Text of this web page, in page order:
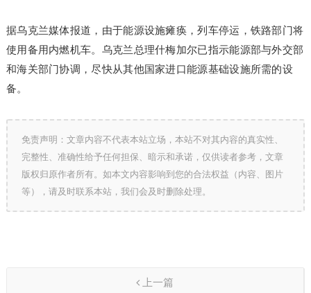
据乌克兰媒体报道，由于能源设施瘫痪，列车停运，铁路部门将
使用备用内燃机车。乌克兰总理什梅加尔已指示能源部与外交部
和海关部门协调，尽快从其他国家进口能源基础设施所需的设
备。
免责声明：文章内容不代表本站立场，本站不对其内容的真实性、
完整性、准确性给予任何担保、暗示和承诺，仅供读者参考，文章
版权归原作者所有。如本文内容影响到您的合法权益（内容、图片
等），请及时联系本站，我们会及时删除处理。
上一篇